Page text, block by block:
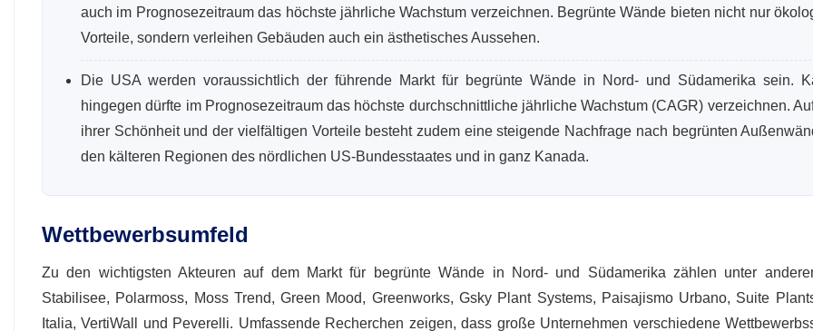
auch im Prognosezeitraum das höchste jährliche Wachstum verzeichnen. Begrünte Wände bieten nicht nur
Vorteile, sondern verleihen Gebäuden auch ein ästhetisches Aussehen.
Die USA werden voraussichtlich der führende Markt für begrünte Wände in Nord- und Südamerika sein.
hingegen dürfte im Prognosezeitraum das höchste durchschnittliche jährliche Wachstum (CAGR) verzeichnen.
ihrer Schönheit und der vielfältigen Vorteile besteht zudem eine steigende Nachfrage nach begrünten
den kälteren Regionen des nördlichen US-Bundesstaates und in ganz Kanada.
Wettbewerbsumfeld
Zu den wichtigsten Akteuren auf dem Markt für begrünte Wände in Nord- und Südamerika zählen unter
Stabilisee, Polarmoss, Moss Trend, Green Mood, Greenworks, Gsky Plant Systems, Paisajismo Urbano, Suite
Italia, VertiWall und Peverelli. Umfassende Recherchen zeigen, dass große Unternehmen verschiedene